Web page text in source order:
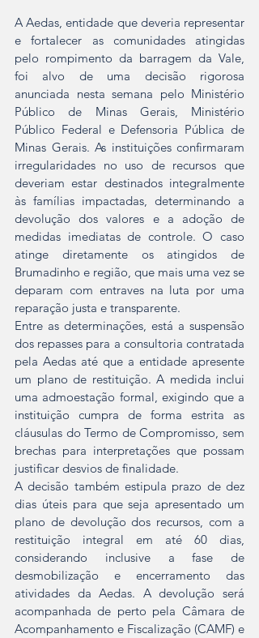
A Aedas, entidade que deveria representar
e fortalecer as comunidades atingidas
pelo rompimento da barragem da Vale,
foi alvo de uma decisão rigorosa
anunciada nesta semana pelo Ministério
Público de Minas Gerais, Ministério
Público Federal e Defensoria Pública de
Minas Gerais. As instituições confirmaram
irregularidades no uso de recursos que
deveriam estar destinados integralmente
às famílias impactadas, determinando a
devolução dos valores e a adoção de
medidas imediatas de controle. O caso
atinge diretamente os atingidos de
Brumadinho e região, que mais uma vez se
deparam com entraves na luta por uma
reparação justa e transparente.
Entre as determinações, está a suspensão
dos repasses para a consultoria contratada
pela Aedas até que a entidade apresente
um plano de restituição. A medida inclui
uma admoestação formal, exigindo que a
instituição cumpra de forma estrita as
cláusulas do Termo de Compromisso, sem
brechas para interpretações que possam
justificar desvios de finalidade.
A decisão também estipula prazo de dez
dias úteis para que seja apresentado um
plano de devolução dos recursos, com a
restituição integral em até 60 dias,
considerando inclusive a fase de
desmobilização e encerramento das
atividades da Aedas. A devolução será
acompanhada de perto pela Câmara de
Acompanhamento e Fiscalização (CAMF) e